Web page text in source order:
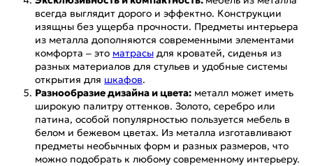
всегда выглядит дорого и эффектно. Конструкции
изящны без ущерба прочности. Предметы интерьера
из металла дополняются современными элементами
комфорта – это матрасы для кроватей, сиденья из
разных материалов для стульев и удобные системы
открытия для шкафов.
Разнообразие дизайна и цвета: металл может иметь
широкую палитру оттенков. Золото, серебро или
патина, особой популярностью пользуется мебель в
белом и бежевом цветах. Из металла изготавливают
предметы необычных форм и разных размеров, что
можно подобрать к любому современному интерьеру.